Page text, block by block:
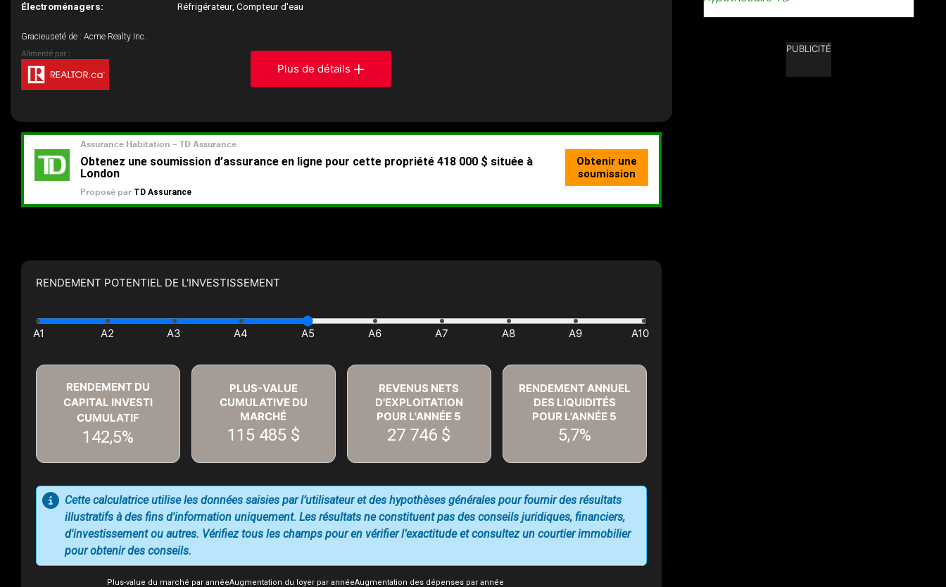
Électroménagers:
Réfrigérateur, Compteur d'eau
Gracieuseté de : Acme Realty Inc.
Plus de détails
RENDEMENT POTENTIEL DE L'INVESTISSEMENT
RENDEMENT DU
CAPITAL INVESTI
CUMULATIF
142,5%
PLUS-VALUE
CUMULATIVE DU
MARCHÉ
115 485 $
REVENUS NETS
D'EXPLOITATION
POUR L'ANNÉE 5
27 746 $
RENDEMENT ANNUEL
DES LIQUIDITÉS
POUR L'ANNÉE 5
5,7%
Plus-value du marché par annéeAugmentation du loyer par annéeAugmentation des dépenses par année
Cette calculatrice utilise les données saisies par l’utilisateur et des hypothèses générales pour fournir des résultats
illustratifs à des fins d'information uniquement. Les résultats ne constituent pas des conseils juridiques, financiers,
d'investissement ou autres. Vérifiez tous les champs pour en vérifier l’exactitude et consultez un courtier immobilier
pour obtenir des conseils.
PUBLICITÉ